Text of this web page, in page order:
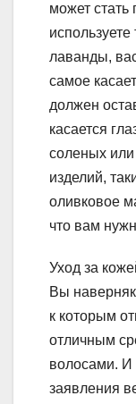
может
лаванды,
самое
должен
касается
соленых
изделий,
оливковое
что вам
Уход за
Вы
к которым
отличным
волосами. И
заявления